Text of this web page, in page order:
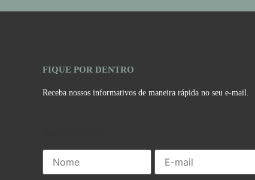
FIQUE POR DENTRO
Receba nossos informativos de maneira rápida no seu e-mail.